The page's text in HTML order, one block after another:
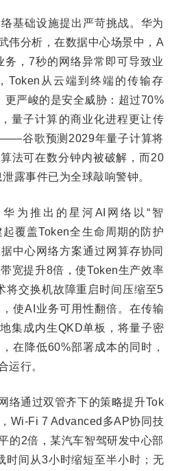
础设施提出严苛挑战。华为
伟分析，在数据中心场景中，A
务，7秒的网络异常即可导致业
Token从云端到终端的传输存
更严峻的是安全威胁：超过70%
量子计算的商业化进程更让传
谷歌预测2029年量子计算将
法可在数分钟内被破解，而20
露事件已为全球敲响警钟。
推出的星河AI网络以“智
起覆盖Token全生命周期的防护
中心网络方案通过网算存协同
宽提升8倍，使Token生产效率
将交换机故障重启时间压缩至5
使AI业务可用性翻倍。在传输
集成内生QKD单板，将量子密
在降低60%部署成本的同时，
运行。
通过双管齐下的策略提升Tok
Wi-Fi 7 Advanced多AP协同技
的2倍，某汽车智驾研发中心部
时间从3小时缩短至半小时；无